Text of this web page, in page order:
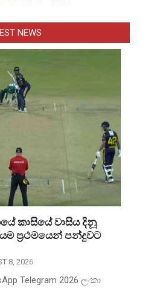
NEWS
කාසියේ වාසිය දිනූ
ප්‍රථමයෙන් පන්දුවට
8, 2026
Telegram 2026 ලංකා